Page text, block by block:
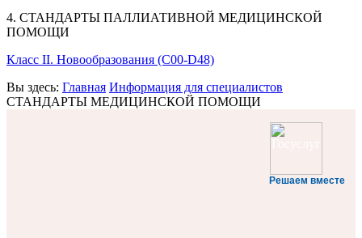
4. СТАНДАРТЫ ПАЛЛИАТИВНОЙ МЕДИЦИНСКОЙ
ПОМОЩИ
Класс II. Новообразования (C00-D48)
Вы здесь: Главная Информация для специалистов
СТАНДАРТЫ МЕДИЦИНСКОЙ ПОМОЩИ
Решаем вместе